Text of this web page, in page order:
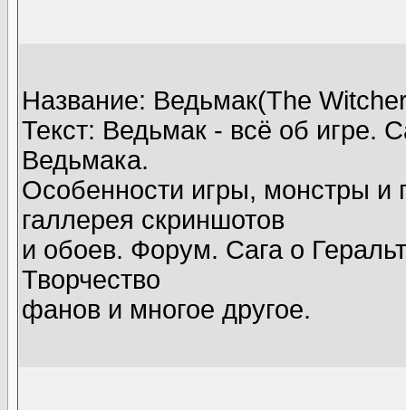
Название: Ведьмак(The
Текст: Ведьмак - всё об игре.
Ведьмака.
Особенности игры, монстры
галлерея скриншотов
и обоев. Форум. Сага о
Творчество
фанов и многое другое.